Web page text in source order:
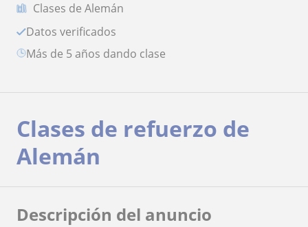
Clases de Alemán
Datos verificados
más de 5 años dando clase
Clases de refuerzo de
Alemán
Descripción del anuncio